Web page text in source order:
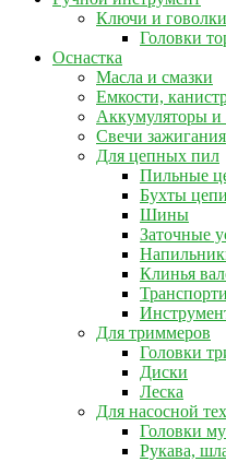
Ключи и говолки
Головки
Оснастка
Масла и смазки
Емкости,
Аккумуляторы
Свечи зажигания
Для цепных пил
Пильные
Бухты цепи
Шины
Заточные
Клинья
Для триммеров
Головки
Диски
Леска
Для насосной
Головки
Рукава,